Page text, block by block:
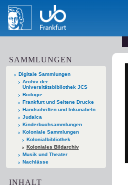
SAMMLUNGEN
Digitale Sammlungen
Archiv der
Universitätsbibliothek JCS
Biologie
Frankfurt und Seltene Drucke
Handschriften und Inkunabeln
Judaica
Kinderbuchsammlungen
Koloniale Sammlungen
Kolonialbibliothek
Koloniales Bildarchiv
Musik und Theater
Nachlässe
INHALT